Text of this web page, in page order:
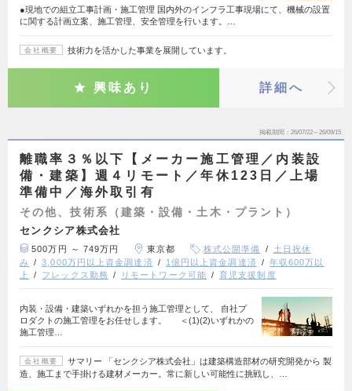
●現地での組立工事計画・施工管理 国内外のインフラ工事現場にて、機械の設置
に関する計画立案、施工管理、安全管理を行います。…
会社概要 技術力を活かした事業を展開しています。
興味あり 詳細へ
掲載期間 26/07/22～26/09/15
離職率３％以下【メーカー施工管理／内装設
備・建築】週４リモート／年休123日／上場
準備中／海外取引有
その他、技術系（建築・設備・土木・プラント）
センクシア株式会社
500万円 ～ 749万円 東京都 株式公開準備
土日祝休
み
3,000万円以上資金調達済 1億円以上資金調達済
年収600万以
上
フレックス勤務 リモートワーク可能 育児支援制度
内装・設備・建築いずれかを担う施工管理として、 自社プ
ロダクトの施工管理をお任せします。 ＜(1)(2)いずれかの
施工管理…
会社概要
サマリー 「センクシア株式会社」は建築構造部材の研究開発から 製
造、施工まで手掛ける建材メーカー。常に新しい可能性に挑戦し、…